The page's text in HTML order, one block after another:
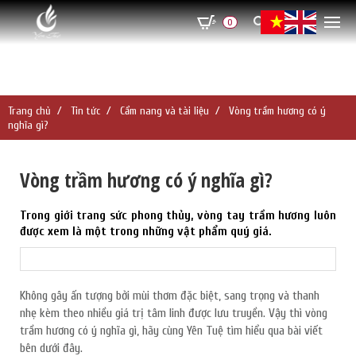
0
Trang chủ Tin tức Cẩm nang và tài liệu
Vòng trầm hương có ý
nghĩa gì?
Vòng trầm hương có ý nghĩa gì?
Trong giới trang sức phong thủy, vòng tay trầm hương luôn
được xem là một trong những vật phẩm quý giá.
Không gây ấn tượng bởi mùi thơm đặc biệt, sang trọng và thanh
nhẹ kèm theo nhiều giá trị tâm linh được lưu truyền. Vậy thì vòng
trầm hương có ý nghĩa gì, hãy cùng Yên Tuệ tìm hiểu qua bài viết
bên dưới đây.